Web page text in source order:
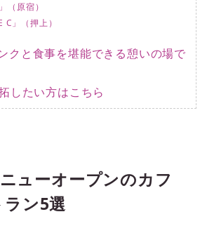
（原宿）
C」（押上）
クと食事を堪能できる憩いの場で
したい方はこちら
ューオープンのカフ
ン5選